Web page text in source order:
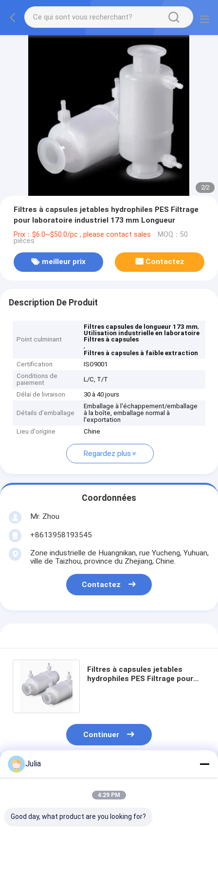
2/2
Filtres à capsules jetables hydrophiles PES Filtrage
pour laboratoire industriel 173 mm Longueur
Prix：$6.0~$50.0/pc , please contact sales MOQ：50
pièces
meilleur prix Contactez
Description De Produit
Point culminant
Filtres capsules de longueur 173 mm,
Utilisation industrielle en laboratoire
Filtres à capsules
,
Filtres à capsules à faible extraction
Certification
ISO9001
Conditions de
paiement
L/C, T/T
Délai de livraison 30 à 40 jours
Détails d'emballage
Emballage à l'échappement/emballage
à la boîte, emballage normal à
l'exportation
Lieu d'origine
Chine
Regardez plus
Coordonnées
Mr. Zhou
+8613958193545
Zone industrielle de Huangnikan, rue Yucheng, Yuhuan,
ville de Taizhou, province du Zhejiang, Chine.
Contactez
Filtres à capsules jetables
hydrophiles PES Filtrage pour
Continuer
Produits Recommandés
Julia
4:29 PM
Good day, what product are you looking for?